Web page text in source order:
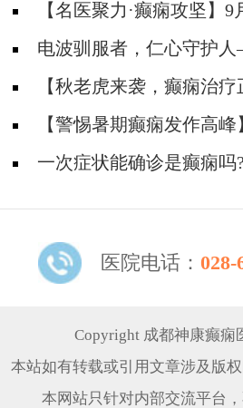
【名医聚力·癫痫攻坚】
医院神经内科周立春博士成
限，速约！
电波驯服者，仁心守护
节致敬神康抗癫团队
【秋老虎来袭，癫痫治
日，北京癫痫名医周立春博
约！
【警惕暑期癫痫发作高
专家领衔多学科会诊，助力
一次症状能确诊是癫痫吗
医院电话： 028-
Copyright 成都神康癫痫
本站如有转载或引用文章涉及版
本网站只针对内部交流平台，